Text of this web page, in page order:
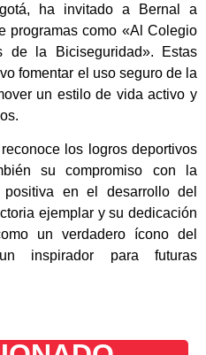
ha invitado a Bernal a
programas como «Al Colegio
la Biciseguridad». Estas
fomentar el uso seguro de la
un estilo de vida activo y
los logros deportivos
su compromiso con la
en el desarrollo del
ejemplar y su dedicación
un verdadero ícono del
inspirador para futuras